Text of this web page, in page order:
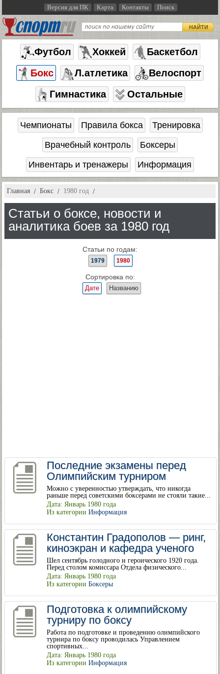
Версия для ПК Карта Контакты Поиск
НАЙТИ
Футбол Хоккей
Баскетбол
Бокс
Л.атлетика
Велоспорт
Гимнастика
Остальные
Чемпионаты Правила бокса
Тренировка
Врачебный контроль
Боксеры
Инвентарь и тренажеры
Информация
Главная Бокс 1980 год
Статьи о боксе, новости и
аналитика боев за 1980 год
Статьи по годам:
1979 1980
Сортировка по:
Дате Названию
Последние экзамены перед
Олимпийским турниром
Можно с уверенностью утверждать, что никогда
раньше перед советскими боксерами не стояли такие...
Дата: Январь 1980 года
Из категории Информация
Константин Градополов — ринг,
киноэкран и кафедра ученого
Шел сентябрь голодного и героического 1920 года.
Перед столом комиссара Отдела физического...
Дата: Январь 1980 года
Из категории Боксеры
Подготовка к олимпийскому
турниру по боксу
Работа по подготовке и проведению олимпийского
турнира по боксу проводилась Управлением
спортивных...
Дата: Январь 1980 года
Из категории Информация